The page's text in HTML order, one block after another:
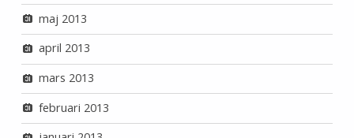
maj 2013
april 2013
mars 2013
februari 2013